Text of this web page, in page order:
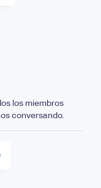
los miembros
conversando.